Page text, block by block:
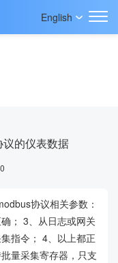
English
的仪表数据
协议相关参数：
； 3、从日志或网关
指令； 4、以上都正
量采集寄存器，只支